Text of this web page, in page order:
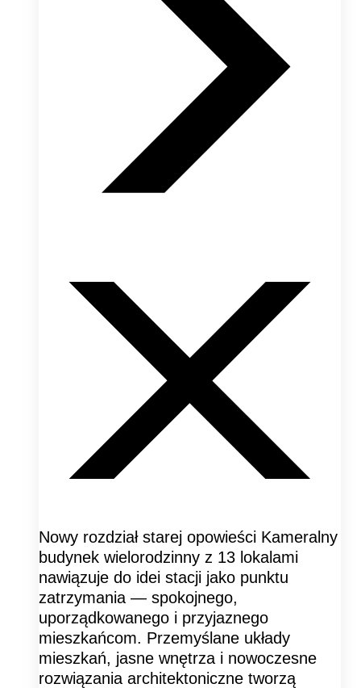
Nowy rozdział starej opowieści Kameralny
budynek wielorodzinny z 13 lokalami
nawiązuje do idei stacji jako punktu
zatrzymania — spokojnego,
uporządkowanego i przyjaznego
mieszkańcom. Przemyślane układy
mieszkań, jasne wnętrza i nowoczesne
rozwiązania architektoniczne tworzą